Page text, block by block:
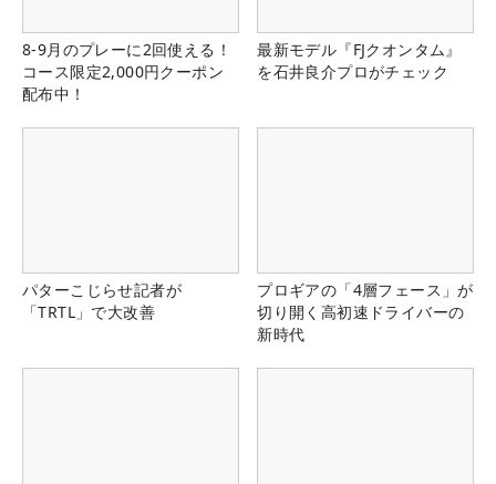
8-9月のプレーに2回使える！
コース限定2,000円クーポン
配布中！
最新モデル『FJクオンタム』
を石井良介プロがチェック
パターこじらせ記者が
「TRTL」で大改善
プロギアの「4層フェース」が
切り開く高初速ドライバーの
新時代